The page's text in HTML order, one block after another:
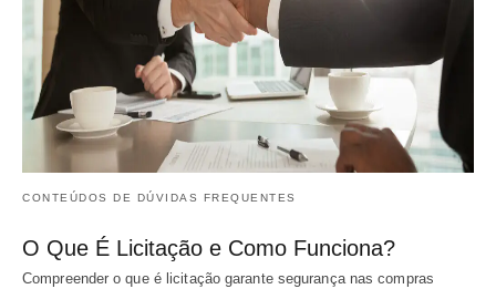
CONTEÚDOS DE DÚVIDAS FREQUENTES
O Que É Licitação e Como Funciona?
Compreender o que é licitação garante segurança nas compras